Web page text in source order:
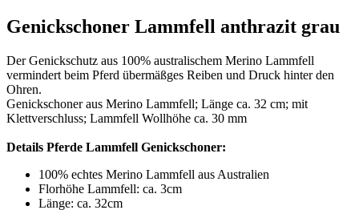
Genickschoner Lammfell anthrazit grau
Der Genickschutz aus 100% australischem Merino Lammfell
vermindert beim Pferd übermäßges Reiben und Druck hinter den
Ohren.
Genickschoner aus Merino Lammfell; Länge ca. 32 cm; mit
Klettverschluss; Lammfell Wollhöhe ca. 30 mm
Details Pferde Lammfell Genickschoner:
100% echtes Merino Lammfell aus Australien
Florhöhe Lammfell: ca. 3cm
Länge: ca. 32cm